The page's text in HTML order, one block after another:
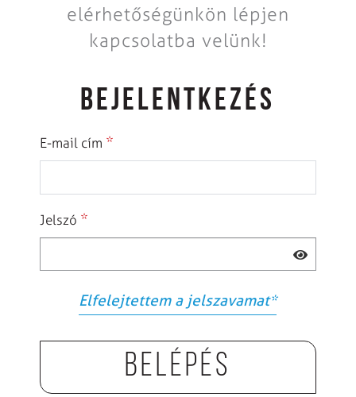
elérhetőségünkön lépjen
kapcsolatba velünk!
BEJELENTKEZÉS
E-mail cím *
Jelszó *
Elfelejtettem a jelszavamat*
Belépés